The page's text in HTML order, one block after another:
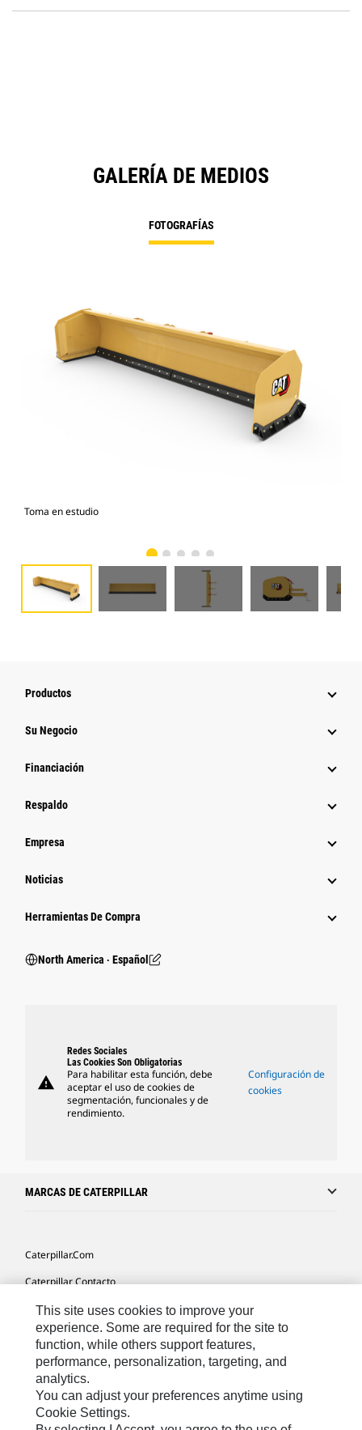
GALERÍA DE MEDIOS
FOTOGRAFÍAS
Toma en estudio
Productos
Su Negocio
Financiación
Respaldo
Empresa
Noticias
Herramientas De Compra
North America ‧ Español
warning
Redes Sociales
Las Cookies Son Obligatorias
Para habilitar esta función, debe
aceptar el uso de cookies de
segmentación, funcionales y de
rendimiento.
Configuración de
cookies
MARCAS DE CATERPILLAR
Caterpillar.com
Caterpillar Contacto
Mis Preferencias De Marketing
Site Map
Cookie Settings
Legal
Privacy
This site uses cookies to improve your
experience. Some are required for the site to
function, while others support features,
performance, personalization, targeting, and
analytics.
You can adjust your preferences anytime using
Cookie Settings.